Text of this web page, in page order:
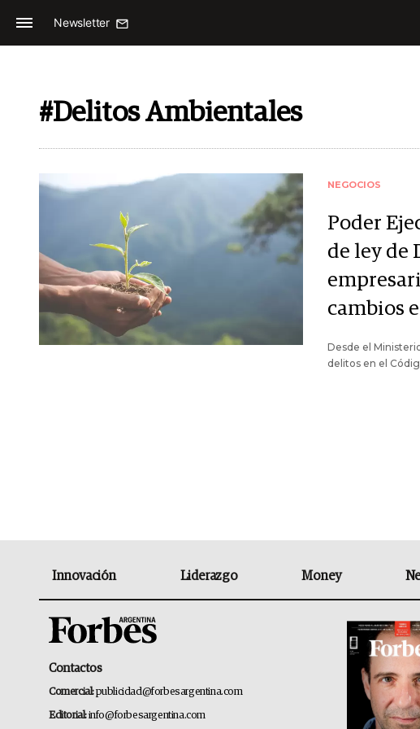
Newsletter
#Delitos Ambientales
NEGOCIOS
Poder
de ley de
cambios
Desde el
delitos en el
Innovación Liderazgo Money
Contactos
Comercial:publicidad@forbesargentina.com
Editorial:info@forbesargentina.com